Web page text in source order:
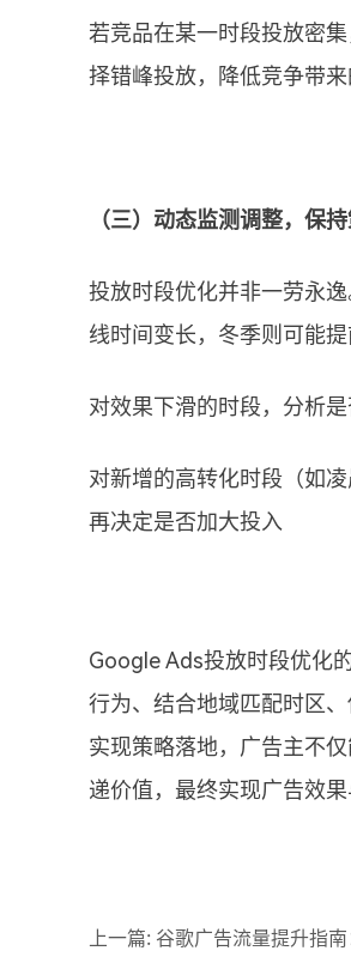
若竞品在某一时段投放密
择错峰投放，降低竞争带
（三）动态监测调整，保
投放时段优化并非一劳永
线时间变长，冬季则可能
对效果下滑的时段，分析
对新增的高转化时段（如
再决定是否加大投入
Google Ads投放时段优化
行为、结合地域匹配时区
实现策略落地，广告主不
递价值，最终实现广告效
上一篇: 谷歌广告流量提升指